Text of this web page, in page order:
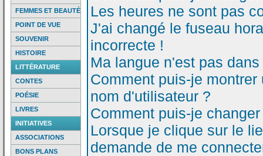
FEMMES ET BEAUTÉ
POINT DE VUE
SOUVENIR
HISTOIRE
LITTÉRATURE
CONTES
POÉSIE
LIVRES
INITIATIVES
ASSOCIATIONS
BONS PLANS
Les heures ne sont pas
J'ai changé le fuseau
incorrecte !
Ma langue n'est pas
Comment puis-je
nom d'utilisateur ?
Comment puis-je
Lorsque je clique sur le
demande de me